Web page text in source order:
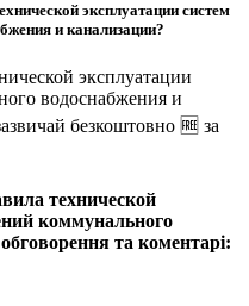
эксплуатации систем
и канализации?
эксплуатации
водоснабжения и
безкоштовно 🆓 за
технической
коммунального
та коментарі: